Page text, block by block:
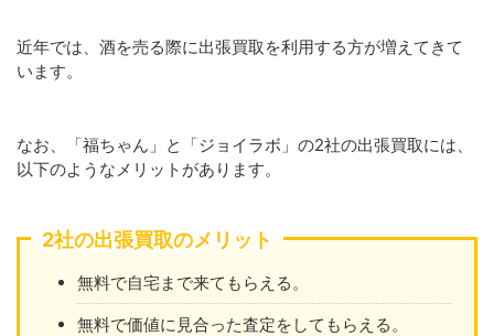
近年では、酒を売る際に出張買取を利用する方が増えてきて
います。
なお、「福ちゃん」と「ジョイラボ」の2社の出張買取には、
以下のようなメリットがあります。
2社の出張買取のメリット
無料で自宅まで来てもらえる。
無料で価値に見合った査定をしてもらえる。